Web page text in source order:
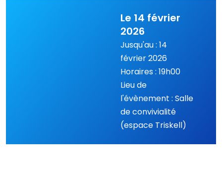
Le 14 février
2026
Jusqu'au : 14
février 2026
Horaires : 19h00
Lieu de
l'évènement : Salle
de convivialité
(espace Triskell)